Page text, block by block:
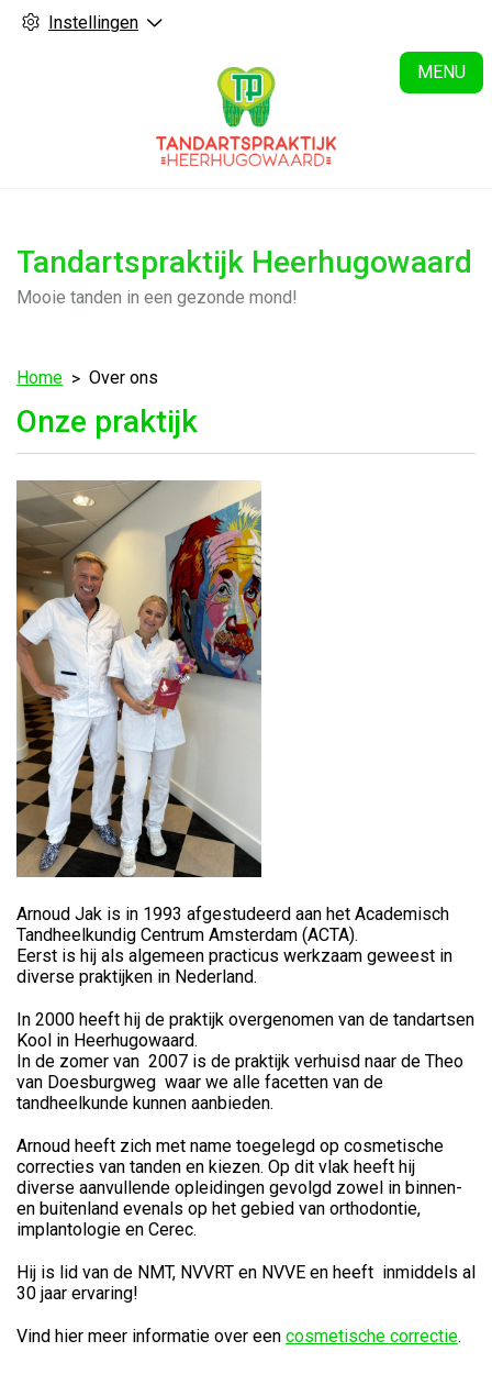
Instellingen
MENU
Tandartspraktijk Heerhugowaard
Mooie tanden in een gezonde mond!
Home Over ons
Onze praktijk
Arnoud Jak is in 1993 afgestudeerd aan het Academisch
Tandheelkundig Centrum Amsterdam (ACTA).
Eerst is hij als algemeen practicus werkzaam geweest in
diverse praktijken in Nederland.
In 2000 heeft hij de praktijk overgenomen van de tandartsen
Kool in Heerhugowaard.
In de zomer van 2007 is de praktijk verhuisd naar de Theo
van Doesburgweg waar we alle facetten van de
tandheelkunde kunnen aanbieden.
Arnoud heeft zich met name toegelegd op cosmetische
correcties van tanden en kiezen. Op dit vlak heeft hij
diverse aanvullende opleidingen gevolgd zowel in binnen-
en buitenland evenals op het gebied van orthodontie,
implantologie en Cerec.
Hij is lid van de NMT, NVVRT en NVVE en heeft inmiddels al
30 jaar ervaring!
Vind hier meer informatie over een cosmetische correctie.